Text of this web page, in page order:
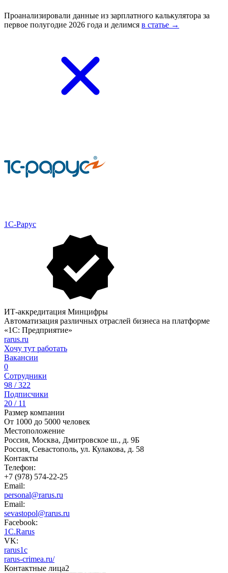
Проанализировали данные из зарплатного калькулятора за
первое полугодие 2026 года и делимся в статье →
1С-Рарус
ИТ-аккредитация Минцифры
Автоматизация различных отраслей бизнеса на платформе
«1С: Предприятие»
rarus.ru
Хочу тут работать
Вакансии
0
Сотрудники
98 / 322
Подписчики
20 / 11
Размер компании
От 1000 до 5000 человек
Местоположение
Россия, Москва, Дмитровское ш., д. 9Б
Россия, Севастополь, ул. Кулакова, д. 58
Контакты
Телефон:
+7 (978) 574-22-25
Email:
personal@rarus.ru
Email:
sevastopol@rarus.ru
Facebook:
1C.Rarus
VK:
rarus1c
rarus-crimea.ru/
Контактные лица2